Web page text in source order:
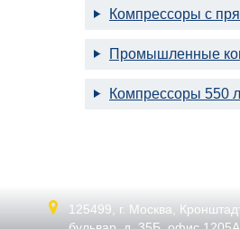
Компрессоры с
Промышленные
Компрессоры 550
125499, г. Москва,